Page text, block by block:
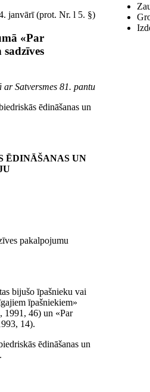
janvārī (prot. Nr. l 5. §)
«Par
ar Satversmes 81. pantu
ēdināšanas un
ĒDINĀŠANAS UN
pakalpojumu
bijušo īpašnieku vai
īpašniekiem»
1991, 46) un «Par
14).
ēdināšanas un